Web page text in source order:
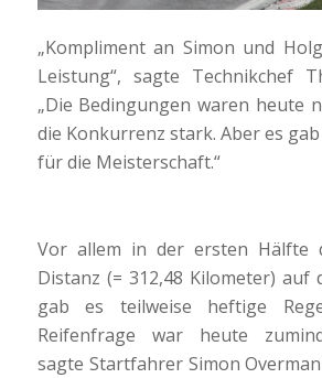
„Kompliment an Simon und
Leistung“, sagte Technikchef
„Die Bedingungen waren heute
die Konkurrenz stark. Aber es
für die Meisterschaft.“
Vor allem in der ersten Hälfte
Distanz (= 312,48 Kilometer) auf
gab es teilweise heftige
Reifenfrage war heute
sagte Startfahrer Simon